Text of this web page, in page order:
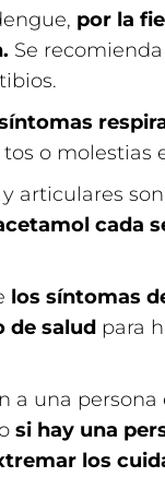
por la
Se
o molestias
articulares
cada
los síntomas
de salud para
a una
si hay una
los